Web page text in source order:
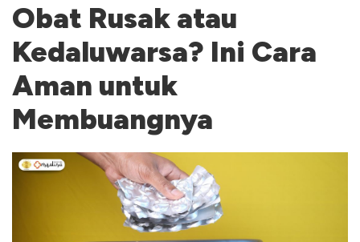
Obat Rusak atau
Kedaluwarsa? Ini Cara
Aman untuk
Membuangnya